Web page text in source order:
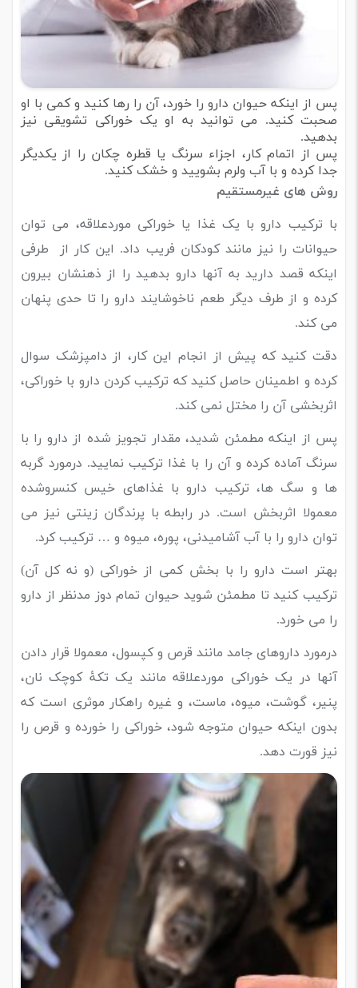
پس از اینکه حیوان دارو را خورد، آن را رها کنید و کمی با او
صحبت کنید. می توانید به او یک خوراکی تشویقی نیز
بدهید.
پس از اتمام کار، اجزاء سرنگ یا قطره چکان را از یکدیگر
جدا کرده و با آب ولرم بشویید و خشک کنید.
روش های غیرمستقیم
با ترکیب دارو با یک غذا یا خوراکی موردعلاقه، می توان
حیوانات را نیز مانند کودکان فریب داد. این کار از طرفی
اینکه قصد دارید به آنها دارو بدهید را از ذهنشان بیرون
کرده و از طرف دیگر طعم ناخوشایند دارو را تا حدی پنهان
می کند.
دقت کنید که پیش از انجام این کار، از دامپزشک سوال
کرده و اطمینان حاصل کنید که ترکیب کردن دارو با خوراکی،
اثربخشی آن را مختل نمی کند.
پس از اینکه مطمئن شدید، مقدار تجویز شده از دارو را با
سرنگ آماده کرده و آن را با غذا ترکیب نمایید. درمورد گربه
ها و سگ ها، ترکیب دارو با غذاهای خیس کنسروشده
معمولا اثربخش است. در رابطه با پرندگان زینتی نیز می
توان دارو را با آب آشامیدنی، پوره، میوه و … ترکیب کرد.
بهتر است دارو را با بخش کمی از خوراکی (و نه کل آن)
ترکیب کنید تا مطمئن شوید حیوان تمام دوز مدنظر از دارو
را می خورد.
درمورد داروهای جامد مانند قرص و کپسول، معمولا قرار دادن
آنها در یک خوراکی موردعلاقه مانند یک تکۀ کوچک نان،
پنیر، گوشت، میوه، ماست، و غیره راهکار موثری است که
بدون اینکه حیوان متوجه شود، خوراکی را خورده و قرص را
نیز قورت دهد.